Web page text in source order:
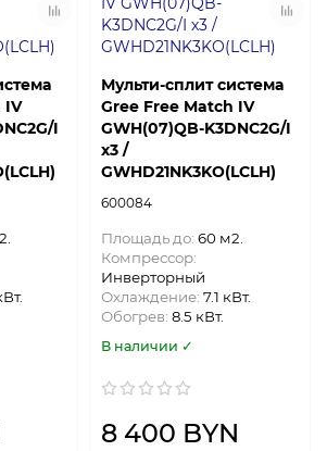
IV
I
Мульти-сплит система
Gree Free Match IV
GWH(07)QB-K3DNC2G/I
х3 /
GWHD21NK3KO(LCLH)
600084
Площадь до: 60 м2.
Компрессор:
Инверторный
Охлаждение: 7.1 кВт.
Обогрев: 8.5 кВт.
В наличии ✓
8 400 BYN